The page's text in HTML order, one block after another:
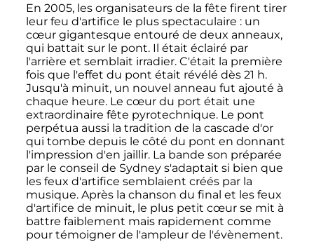
En 2005, les organisateurs de la fête firent tirer
leur feu d'artifice le plus spectaculaire : un
cœur gigantesque entouré de deux anneaux,
qui battait sur le pont. Il était éclairé par
l'arrière et semblait irradier. C'était la première
fois que l'effet du pont était révélé dès 21 h.
Jusqu'à minuit, un nouvel anneau fut ajouté à
chaque heure. Le cœur du port était une
extraordinaire fête pyrotechnique. Le pont
perpétua aussi la tradition de la cascade d'or
qui tombe depuis le côté du pont en donnant
l'impression d'en jaillir. La bande son préparée
par le conseil de Sydney s'adaptait si bien que
les feux d'artifice semblaient créés par la
musique. Après la chanson du final et les feux
d'artifice de minuit, le plus petit cœur se mit à
battre faiblement mais rapidement comme
pour témoigner de l'ampleur de l'évènement.